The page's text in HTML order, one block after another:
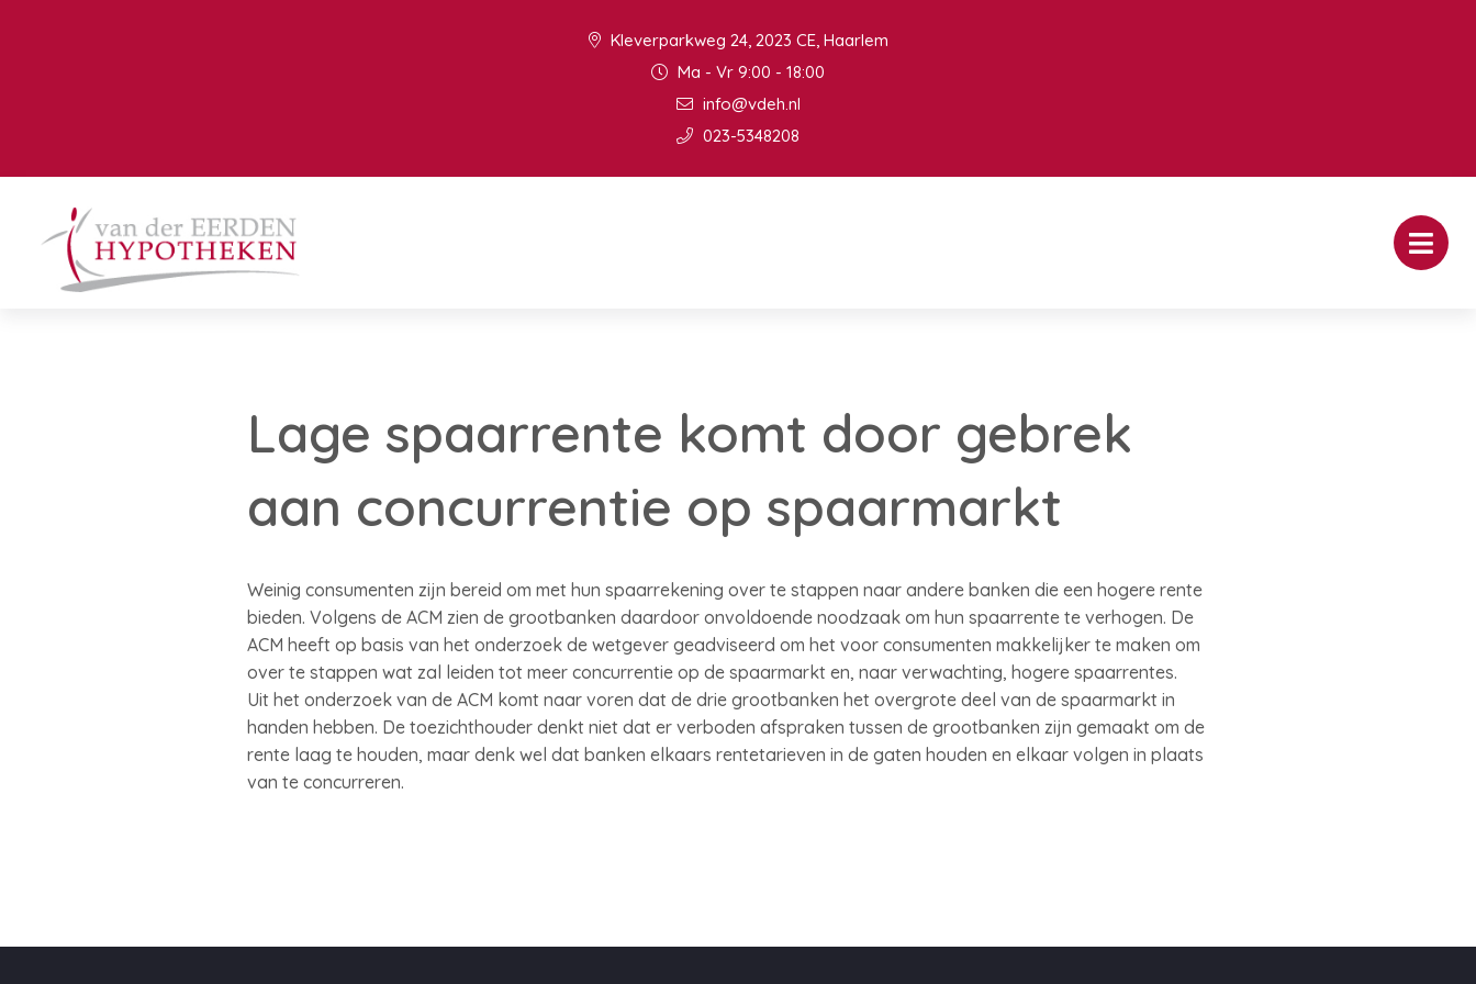
Kleverparkweg 24, 2023 CE, Haarlem
Ma - Vr 9:00 - 18:00
info@vdeh.nl
023-5348208
Lage spaarrente komt door gebrek
aan concurrentie op spaarmarkt
Weinig consumenten zijn bereid om met hun spaarrekening over te stappen naar andere banken die een hogere rente
bieden. Volgens de ACM zien de grootbanken daardoor onvoldoende noodzaak om hun spaarrente te verhogen. De
ACM heeft op basis van het onderzoek de wetgever geadviseerd om het voor consumenten makkelijker te maken om
over te stappen wat zal leiden tot meer concurrentie op de spaarmarkt en, naar verwachting, hogere spaarrentes.
Uit het onderzoek van de ACM komt naar voren dat de drie grootbanken het overgrote deel van de spaarmarkt in
handen hebben. De toezichthouder denkt niet dat er verboden afspraken tussen de grootbanken zijn gemaakt om de
rente laag te houden, maar denk wel dat banken elkaars rentetarieven in de gaten houden en elkaar volgen in plaats
van te concurreren.